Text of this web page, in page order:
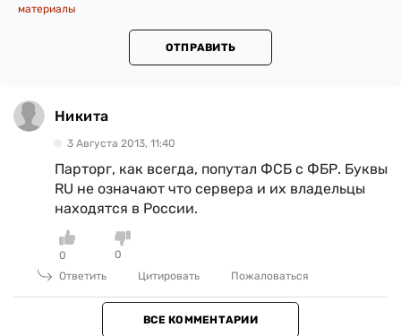
материалы
ОТПРАВИТЬ
Никита
3 Августа 2013, 11:40
Парторг, как всегда, попутал ФСБ с ФБР. Буквы
RU не означают что сервера и их владельцы
находятся в России.
0
0
Ответить
Цитировать Пожаловаться
ВСЕ КОММЕНТАРИИ